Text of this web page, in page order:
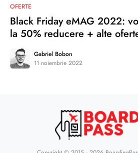
OFERTE
Black Friday eMAG 2022:
la 50% reducere + alte
Gabriel Bobon
11 noiembrie 2022